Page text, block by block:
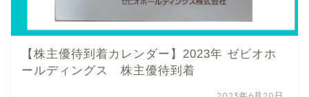
【株主優待到着カレンダー】2023年 ゼビオホ
ールディングス 株主優待到着